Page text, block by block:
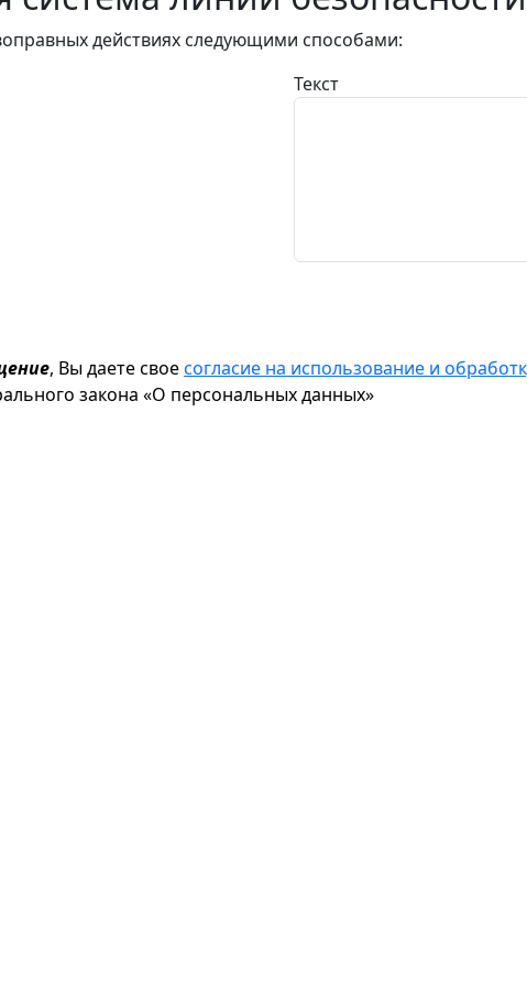
действиях следующими способами:
Текст
, Вы даете своесогласие на использование и
закона «О персональных данных»